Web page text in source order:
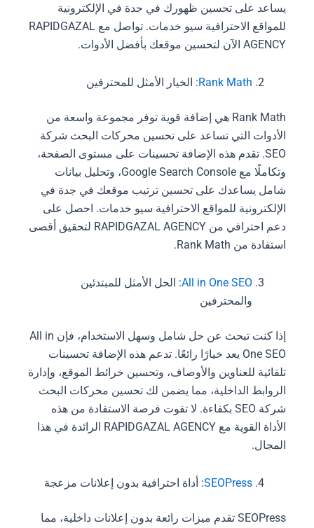
يساعد على تحسين ظهورك في جدة في الإلكترونية
للمواقع الاحترافية سيو خدمات. تواصل مع RAPIDGAZAL
AGENCY الآن لتحسين موقعك بأفضل الأدوات.
Rank Math: الخيار الأمثل للمحترفين
Rank Math هي إضافة قوية توفر مجموعة واسعة من
الأدوات التي تساعد على تحسين محركات البحث شركة
SEO. تقدم هذه الإضافة تحسينات على مستوى الصفحة،
وتكاملًا مع Google Search Console، وتحليل بيانات
شامل يساعدك على تحسين ترتيب موقعك في جدة في
الإلكترونية للمواقع الاحترافية سيو خدمات. احصل على
دعم احترافي من RAPIDGAZAL AGENCY لتحقيق أقصى
استفادة من Rank Math.
All in One SEO: الحل الأمثل للمبتدئين
والمحترفين
إذا كنت تبحث عن حل شامل وسهل الاستخدام، فإن All in
One SEO يعد خيارًا رائعًا. تدعم هذه الإضافة تحسينات
تلقائية للعناوين والأوصاف، وتحسين خرائط الموقع، وإدارة
الروابط الداخلية، مما يضمن لك تحسين محركات البحث
شركة SEO بكفاءة. لا تفوت فرصة الاستفادة من هذه
الأداة القوية مع RAPIDGAZAL AGENCY الرائدة في هذا
المجال.
SEOPress: أداة احترافية بدون إعلانات مزعجة
SEOPress تقدم ميزات رائعة بدون إعلانات داخلية، مما